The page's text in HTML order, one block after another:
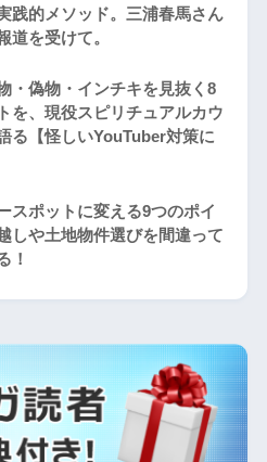
践的メソッド。三浦春馬さん
道を受けて。
・偽物・インチキを見抜く8
を、現役スピリチュアルカウ
る【怪しいYouTuber対策に
スポットに変える9つのポイ
しや土地物件選びを間違って
！